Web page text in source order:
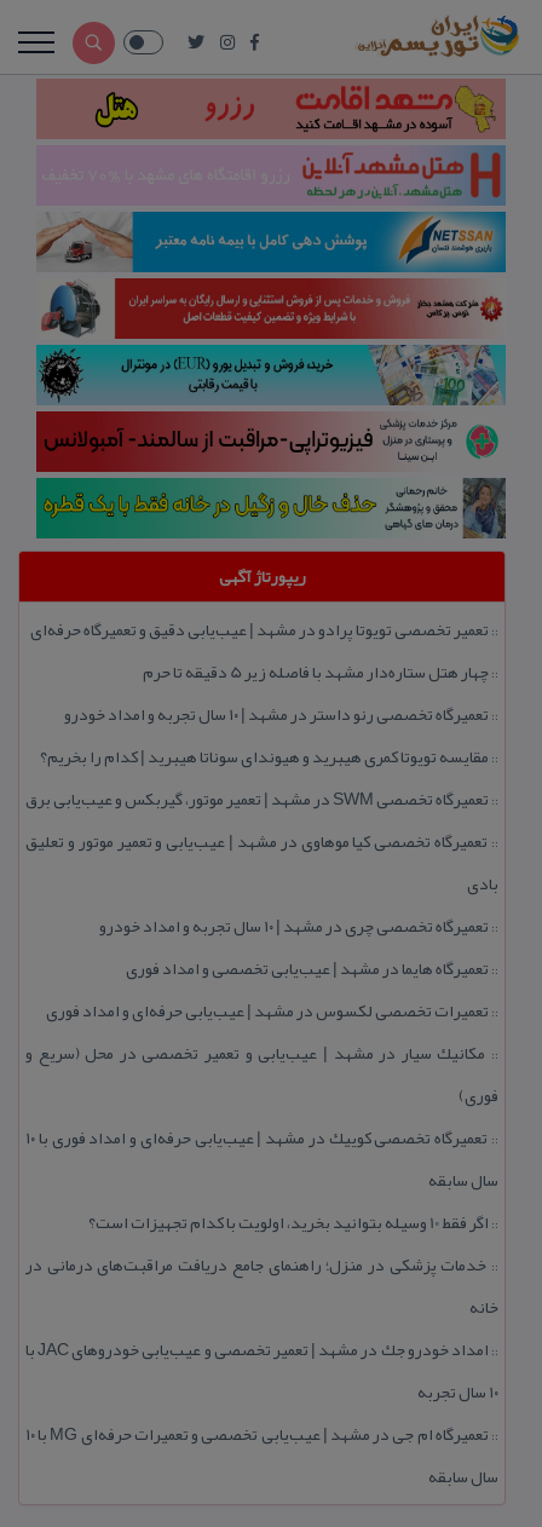
ریپورتاژ آگهی
:: تعمیر تخصصی تویوتا پرادو در مشهد | عیب‌یابی دقیق و تعمیرگاه حرفه‌ای
::چهار هتل‌ ستاره‌دار مشهد با فاصله زیر 5 دقیقه تا حرم
:: تعمیرگاه تخصصی رنو داستر در مشهد | ۱۰ سال تجربه و امداد خودرو
:: مقایسه تویوتا كمری هیبرید و هیوندای سوناتا هیبرید | كدام را بخریم؟
:: تعمیرگاه تخصصی SWM در مشهد | تعمیر موتور، گیربكس و عیب‌یابی برق
:: تعمیرگاه تخصصی كیا موهاوی در مشهد | عیب‌یابی و تعمیر موتور و تعلیق
بادی
:: تعمیرگاه تخصصی چری در مشهد | ۱۰ سال تجربه و امداد خودرو
:: تعمیرگاه هایما در مشهد | عیب‌یابی تخصصی و امداد فوری
:: تعمیرات تخصصی لكسوس در مشهد | عیب‌یابی حرفه‌ای و امداد فوری
:: مكانیك سیار در مشهد | عیب‌یابی و تعمیر تخصصی در محل (سریع و
فوری)
::
تعمیرگاه تخصصی كوییك در مشهد | عیب‌یابی حرفه‌ای و امداد فوری با ۱۰
سال سابقه
:: اگر فقط 10 وسیله بتوانید بخرید، اولویت با كدام تجهیزات است؟
:: خدمات پزشكی در منزل؛ راهنمای جامع دریافت مراقبت‌های درمانی در
خانه
::
امداد خودرو جك در مشهد | تعمیر تخصصی و عیب‌یابی خودروهای JAC با
۱۰ سال تجربه
::
تعمیرگاه ام جی در مشهد | عیب‌یابی تخصصی و تعمیرات حرفه‌ای MG با ۱۰
سال سابقه